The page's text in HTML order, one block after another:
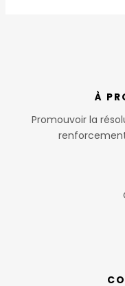
À
Promouvoir la